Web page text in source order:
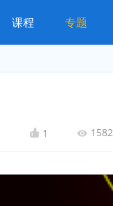
课程 专题
1 1582